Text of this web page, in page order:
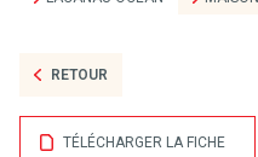
RETOUR
TÉLÉCHARGER LA FICHE